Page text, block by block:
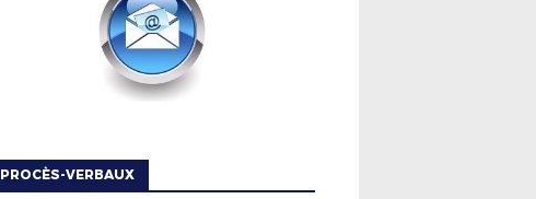
PROCÈS-VERBAUX